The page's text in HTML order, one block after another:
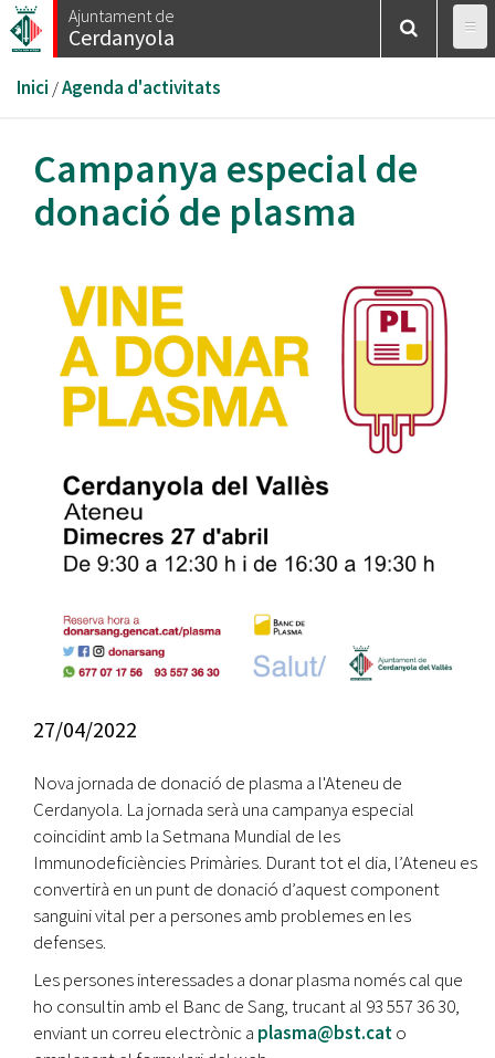
Vés
al
Ajuntament de
Cerdanyola
Esteu
aquí
Inici /Agenda d'activitats
Campanya especial de
donació de plasma
27/04/2022
Nova jornada de donació de plasma a l'Ateneu de
Cerdanyola. La jornada serà una campanya especial
coincidint amb la Setmana Mundial de les
Immunodeficiències Primàries. Durant tot el dia, l’Ateneu es
convertirà en un punt de donació d’aquest component
sanguini vital per a persones amb problemes en les
defenses.
Les persones interessades a donar plasma només cal que
ho consultin amb el Banc de Sang, trucant al 93 557 36 30,
enviant un correu electrònic a plasma@bst.cato